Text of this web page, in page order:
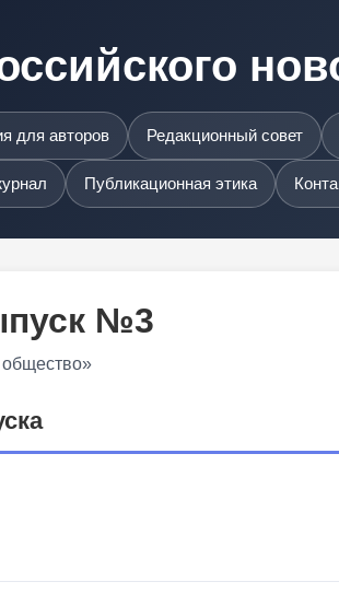
для авторов Редакционный совет
Публикационная этика
№3